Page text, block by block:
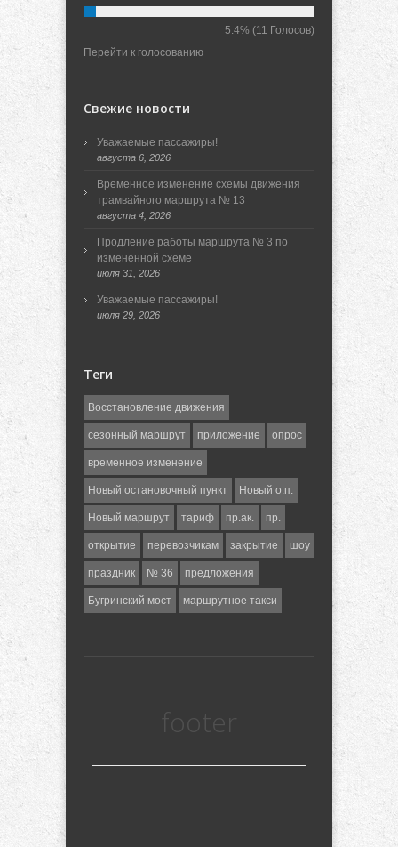
5.4% (11 Голосов)
Перейти к голосованию
Свежие новости
Уважаемые пассажиры!
августа 6, 2026
Временное изменение схемы движения
трамвайного маршрута № 13
августа 4, 2026
Продление работы маршрута № 3 по
измененной схеме
июля 31, 2026
Уважаемые пассажиры!
июля 29, 2026
Теги
Восстановление движения
сезонный маршрут приложение опрос
временное изменение
Новый остановочный пункт Новый о.п.
Новый маршрут тариф пр.ак. пр.
открытие перевозчикам закрытие шоу
праздник № 36 предложения
Бугринский мост маршрутное такси
footer